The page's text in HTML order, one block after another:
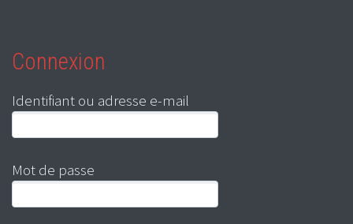
Connexion
Identifiant ou adresse e-mail
Mot de passe